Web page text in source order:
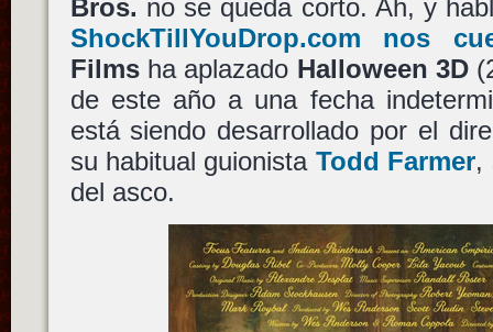
Bros. no se queda corto. Ah, y
ShockTillYouDrop.com nos
Filmsha aplazado Halloween 3D
de este año a una fecha
está siendo desarrollado por el
su habitual guionista Todd Farmer,
del asco.